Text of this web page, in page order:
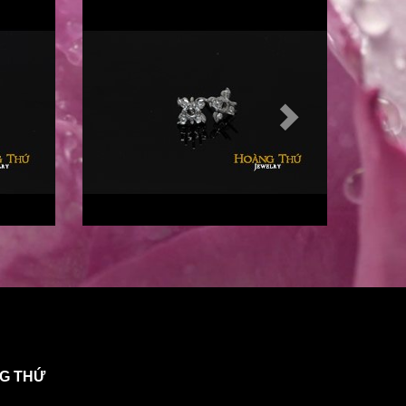
THỨ